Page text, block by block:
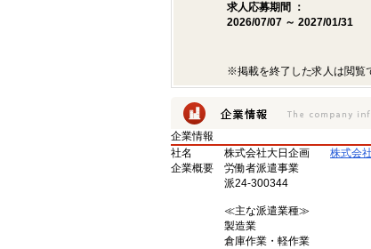
求人応募期間 ：
2026/07/07 ～ 2027/01/31
※掲載を終了した求人は閲覧
企業情報
社名
株式会社大日企画
株式会
企業概要
労働者派遣事業
派24-300344
≪主な派遣業種≫
製造業
倉庫作業・軽作業